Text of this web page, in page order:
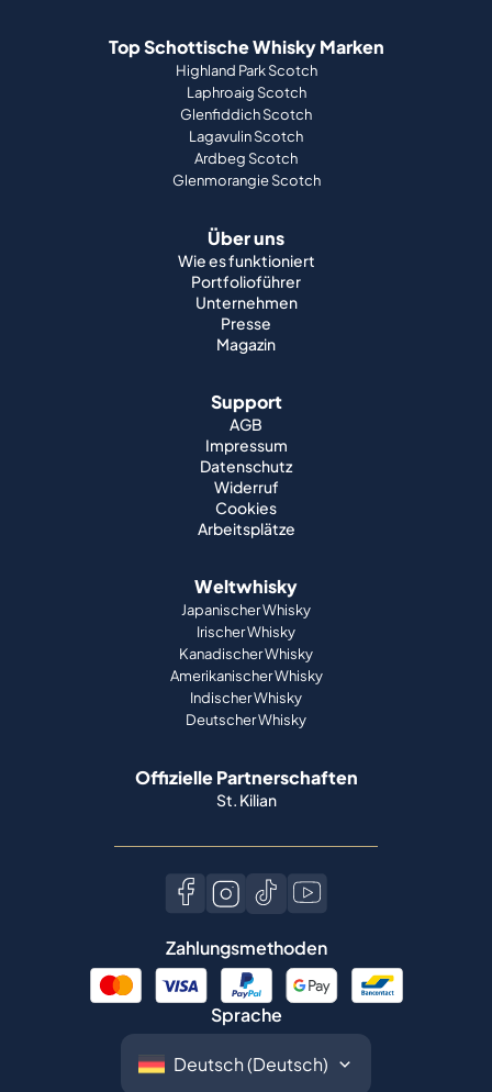
Top Schottische Whisky Marken
Highland Park Scotch
Laphroaig Scotch
Glenfiddich Scotch
Lagavulin Scotch
Ardbeg Scotch
Glenmorangie Scotch
Über uns
Wie es funktioniert
Portfolioführer
Unternehmen
Presse
Magazin
Support
AGB
Impressum
Datenschutz
Widerruf
Cookies
Arbeitsplätze
Weltwhisky
Japanischer Whisky
Irischer Whisky
Kanadischer Whisky
Amerikanischer Whisky
Indischer Whisky
Deutscher Whisky
Offizielle Partnerschaften
St. Kilian
Zahlungsmethoden
Sprache